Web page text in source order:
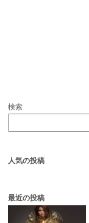
検索
人気の投稿
最近の投稿